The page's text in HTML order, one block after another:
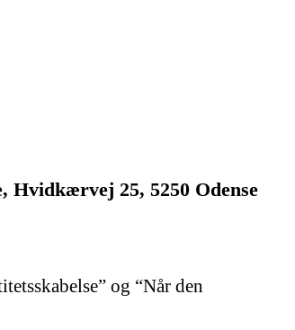
Hvidkærvej 25, 5250 Odense
og “Når den